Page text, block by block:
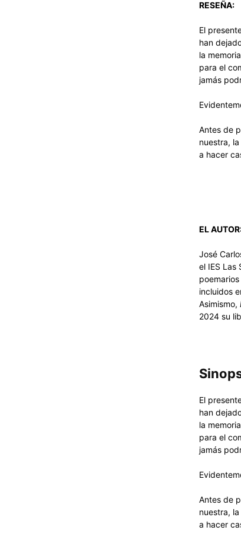
RESEÑA:
El
han
la
para el
jamás
Antes de
nuestra,
a hacer
EL
José
el IES Las
incluidos
Asimismo,
2024 su
El
han
la
para el
jamás
Antes de
nuestra,
a hacer